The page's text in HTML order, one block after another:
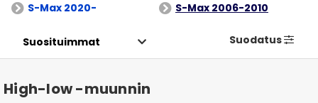
S-Max 2020-
S-Max 2006-2010
Suodatus
High-low -muunnin